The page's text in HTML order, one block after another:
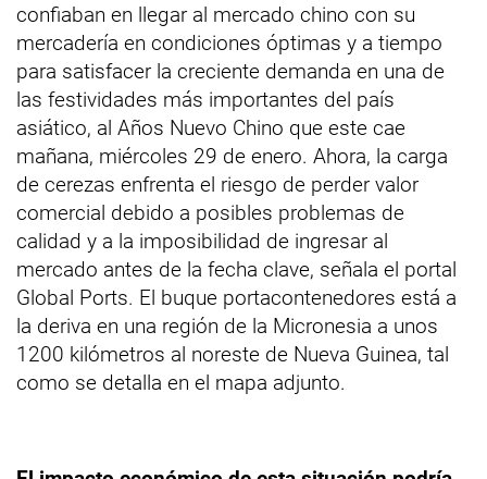
confiaban en llegar al mercado chino con su
mercadería en condiciones óptimas y a tiempo
para satisfacer la creciente demanda en una de
las festividades más importantes del país
asiático, al Años Nuevo Chino que este cae
mañana, miércoles 29 de enero. Ahora, la carga
de cerezas enfrenta el riesgo de perder valor
comercial debido a posibles problemas de
calidad y a la imposibilidad de ingresar al
mercado antes de la fecha clave, señala el portal
Global Ports. El buque portacontenedores está a
la deriva en una región de la Micronesia a unos
1200 kilómetros al noreste de Nueva Guinea, tal
como se detalla en el mapa adjunto.